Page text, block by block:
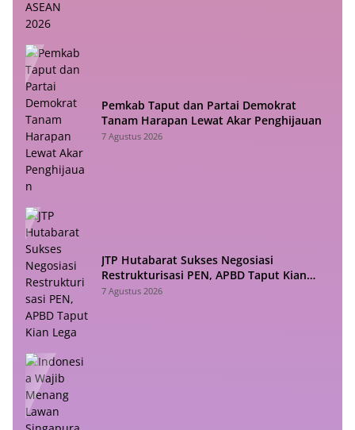
Pemkab Taput dan Partai Demokrat
Tanam Harapan Lewat Akar Penghijauan
7 Agustus 2026
JTP Hutabarat Sukses Negosiasi
Restrukturisasi PEN, APBD Taput Kian
Lega
7 Agustus 2026